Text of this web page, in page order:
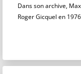
Dans son archive,
Roger Gicquel en